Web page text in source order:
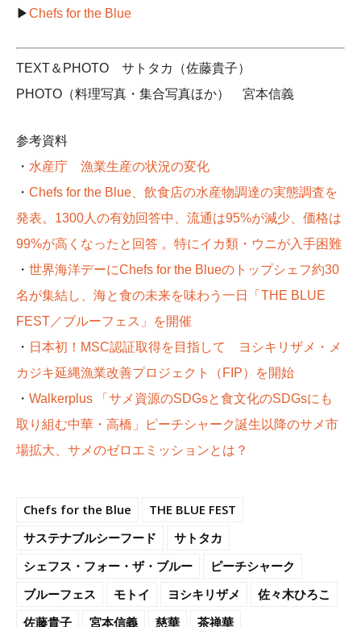
▶Chefs for the Blue
TEXT＆PHOTO サトタカ（佐藤貴子）
PHOTO（料理写真・集合写真ほか） 宮本信義
参考資料
・ 水産庁 漁業生産の状況の変化
・ Chefs for the Blue、飲食店の水産物調達の実態調査を
発表。1300人の有効回答中、流通は95%が減少、価格は
99%が高くなったと回答 。特にイカ類・ウニが入手困難
・ 世界海洋デーにChefs for the Blueのトップシェフ約30
名が集結し、海と食の未来を味わう一日「THE BLUE
FEST／ブルーフェス」を開催
・ 日本初！MSC認証取得を目指して ヨシキリザメ・メ
カジキ延縄漁業改善プロジェクト（FIP）を開始
・ Walkerplus 「サメ資源のSDGsと食文化のSDGsにも
取り組む中華・高橋」ピーチシャーク誕生以降のサメ市
場拡大、サメのゼロエミッションとは？
Chefs for the Blue
THE BLUE FEST
サステナブルシーフード
サトタカ
シェフス・フォー・ザ・ブルー
ピーチシャーク
ブルーフェス
モトイ ヨシキリザメ
佐々木ひろこ
佐藤貴子
宮本信義 慈華 茶禅華